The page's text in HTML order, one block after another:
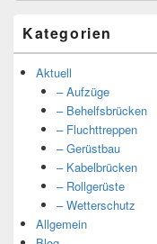
Kategorien
Aktuell
– Aufzüge
– Behelfsbrücken
– Fluchttreppen
– Gerüstbau
– Kabelbrücken
– Rollgerüste
– Wetterschutz
Allgemein